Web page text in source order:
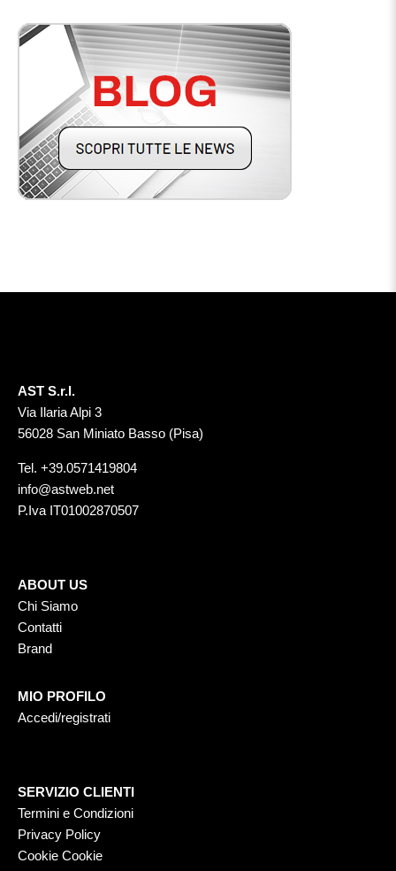
AST S.r.l.
Via Ilaria Alpi 3
56028 San Miniato Basso (Pisa)
Tel. +39.0571419804
info@astweb.net
P.Iva IT01002870507
ABOUT US
Chi Siamo
Contatti
Brand
MIO PROFILO
Accedi/registrati
SERVIZIO CLIENTI
Termini e Condizioni
Privacy Policy
Cookie Cookie